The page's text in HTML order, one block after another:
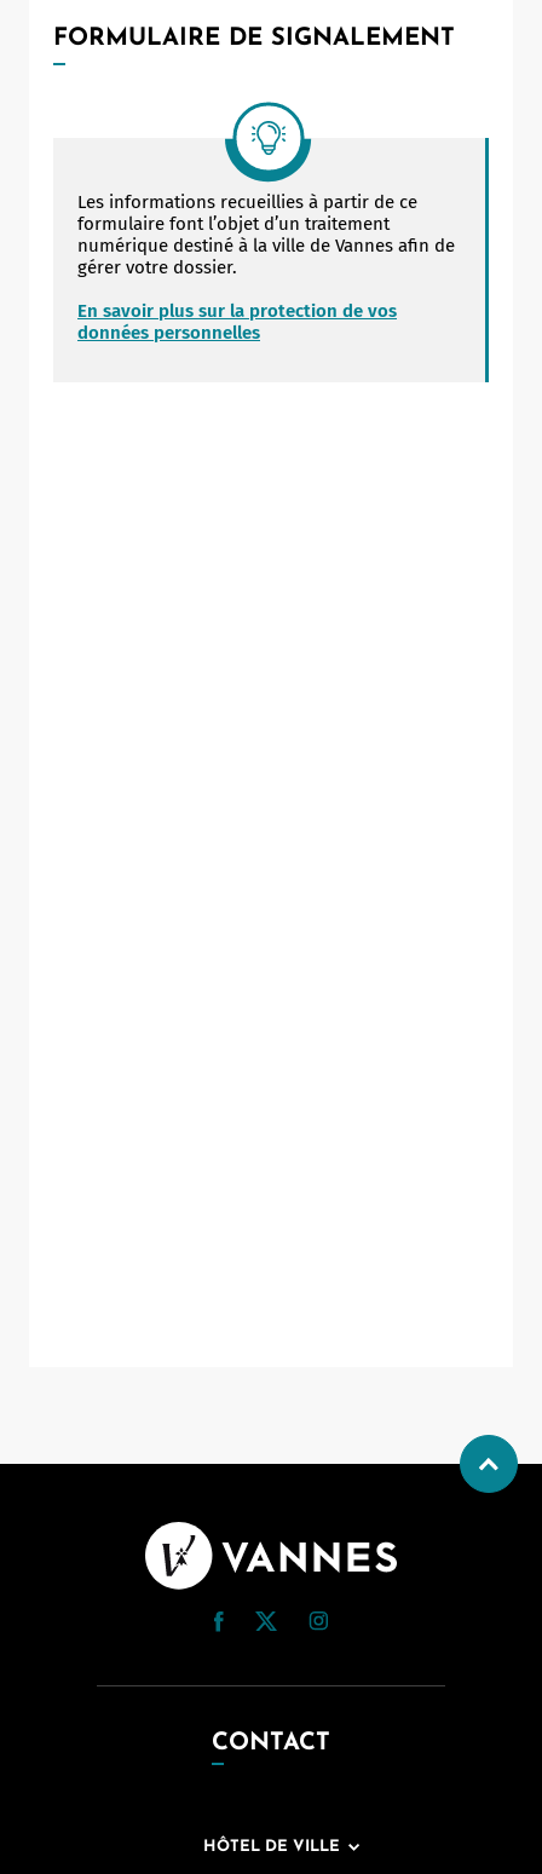
FORMULAIRE DE SIGNALEMENT
Les informations recueillies à partir de ce
formulaire font l’objet d’un traitement
numérique destiné à la ville de Vannes afin de
gérer votre dossier.
En savoir plus sur la protection de vos
données personnelles
CONTACT
HÔTEL DE VILLE